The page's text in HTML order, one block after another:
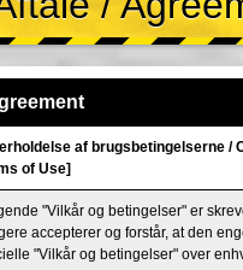
Specifikationer
Annex
af brugsbetingelserne /
of Use]
"Vilkår og betingelser" er
accepterer og forstår, at den
"Vilkår og betingelser" over